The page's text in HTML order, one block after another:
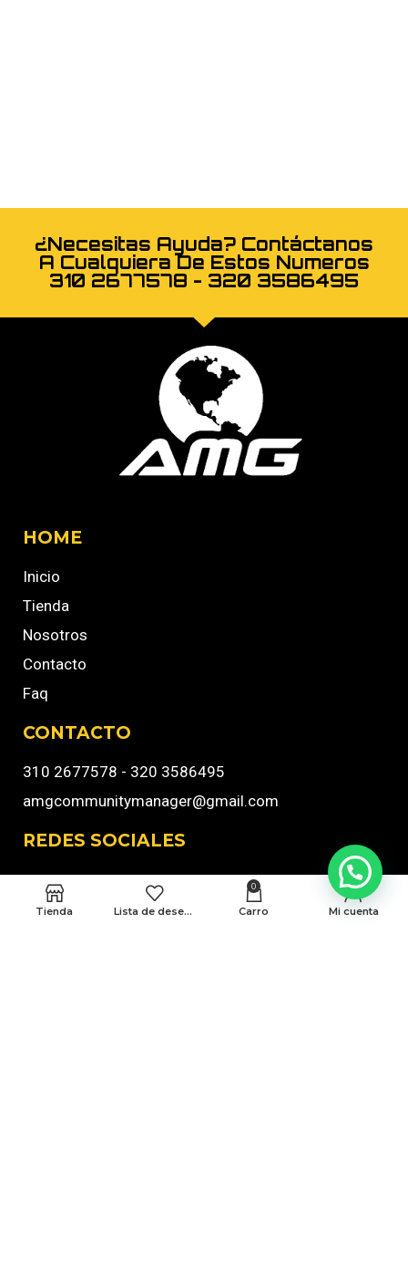
¿Necesitas Ayuda? Contáctanos
A Cualquiera De Estos Numeros
310 2677578 - 320 3586495
HOME
Inicio
Tienda
Nosotros
Contacto
Faq
CONTACTO
310 2677578 - 320 3586495
amgcommunitymanager@gmail.com
REDES SOCIALES
Tienda Lista de deseos
0
Carro Mi cuenta